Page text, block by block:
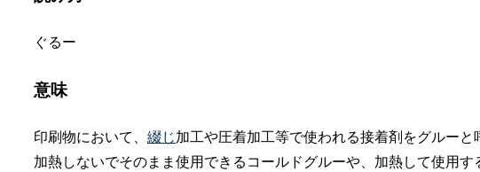
ぐるー
意味
印刷物において、 綴じ加工や圧着加工等で使われる接着剤をグルーと
加熱しないでそのまま使用できるコールドグルーや、加熱して使用す